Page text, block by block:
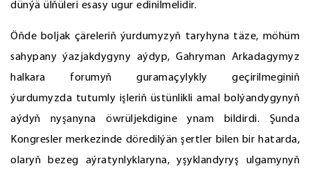
dünýä ülňüleri esasy ugur edinilmelidir.
Öňde boljak çäreleriň ýurdumyzyň taryhyna täze, möhüm
sahypany ýazjakdygyny aýdyp, Gahryman Arkadagymyz
halkara forumyň guramaçylykly geçirilmeginiň
ýurdumyzda tutumly işleriň üstünlikli amal bolýandygynyň
aýdyň nyşanyna öwrüljekdigine ynam bildirdi. Şunda
Kongresler merkezinde döredilýän şertler bilen bir hatarda,
olaryň bezeg aýratynlyklaryna, yşyklandyryş ulgamynyň